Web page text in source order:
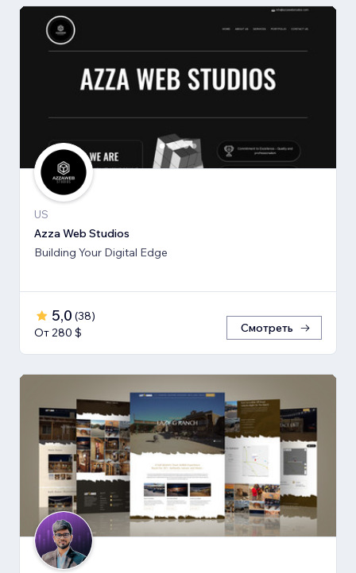
US
Azza Web Studios
Building Your Digital Edge
5,0 (38)
От 280 $
Смотреть